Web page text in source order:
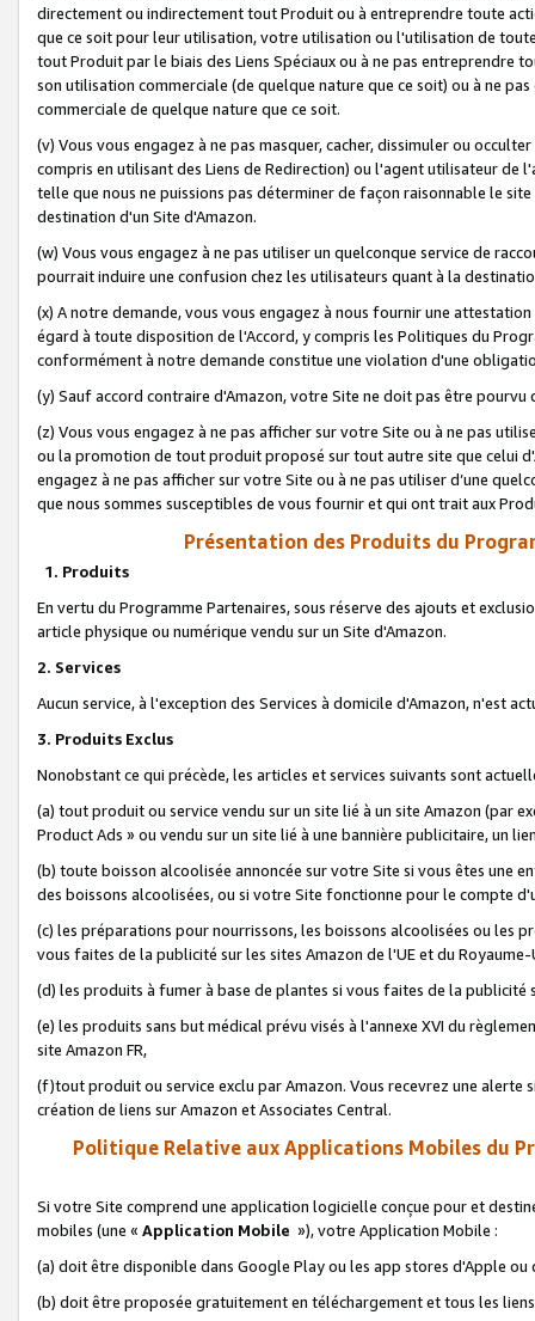
directement ou indirectement tout Produit ou à entreprendre toute
que ce soit pour leur utilisation, votre utilisation ou l'utilisation de
tout Produit par le biais des Liens Spéciaux ou à ne pas entreprendre
son utilisation commerciale (de quelque nature que ce soit) ou à ne
commerciale de quelque nature que ce soit.
(v) Vous vous engagez à ne pas masquer, cacher, dissimuler ou
compris en utilisant des Liens de Redirection) ou l'agent utilisateur
telle que nous ne puissions pas déterminer de façon raisonnable le
destination d'un Site d'Amazon.
(w) Vous vous engagez à ne pas utiliser un quelconque service de
pourrait induire une confusion chez les utilisateurs quant à la
(x) A notre demande, vous vous engagez à nous fournir une
égard à toute disposition de l'Accord, y compris les Politiques du
conformément à notre demande constitue une violation d'une
(y) Sauf accord contraire d'Amazon, votre Site ne doit pas être
(z) Vous vous engagez à ne pas afficher sur votre Site ou à ne pas
ou la promotion de tout produit proposé sur tout autre site que celui
engagez à ne pas afficher sur votre Site ou à ne pas utiliser d’une
que nous sommes susceptibles de vous fournir et qui ont trait aux
Présentation des Produits du
1. Produits
En vertu du Programme Partenaires, sous réserve des ajouts et
article physique ou numérique vendu sur un Site d'Amazon.
2. Services
Aucun service, à l'exception des Services à domicile d'Amazon, n'est
3. Produits Exclus
Nonobstant ce qui précède, les articles et services suivants sont
(a) tout produit ou service vendu sur un site lié à un site Amazon (par
Product Ads » ou vendu sur un site lié à une bannière publicitaire, un
(b) toute boisson alcoolisée annoncée sur votre Site si vous êtes une
des boissons alcoolisées, ou si votre Site fonctionne pour le compte
(c) les préparations pour nourrissons, les boissons alcoolisées ou les
vous faites de la publicité sur les sites Amazon de l'UE et du Royaume-
(d) les produits à fumer à base de plantes si vous faites de la publicité
(e) les produits sans but médical prévu visés à l'annexe XVI du
site Amazon FR,
(f)tout produit ou service exclu par Amazon. Vous recevrez une alerte
création de liens sur Amazon et Associates Central.
Politique Relative aux Applications Mobiles du
Si votre Site comprend une application logicielle conçue pour et
mobiles (une « Application Mobile »), votre Application Mobile :
(a) doit être disponible dans Google Play ou les app stores d'Apple ou
(b) doit être proposée gratuitement en téléchargement et tous les